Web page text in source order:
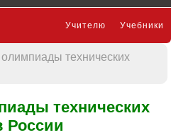
Учебники
Учителю
Презентации
технических
технических
России